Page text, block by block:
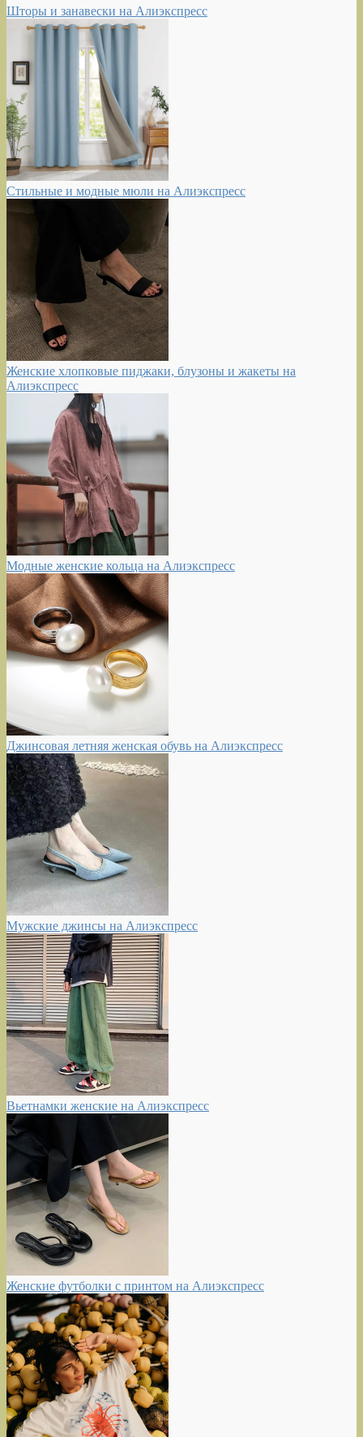
Шторы и занавески на Алиэкспресс
Стильные и модные мюли на Алиэкспресс
Женские хлопковые пиджаки, блузоны и жакеты на
Алиэкспресс
Модные женские кольца на Алиэкспресс
Джинсовая летняя женская обувь на Алиэкспресс
Мужские джинсы на Алиэкспресс
Вьетнамки женские на Алиэкспресс
Женские футболки с принтом на Алиэкспресс